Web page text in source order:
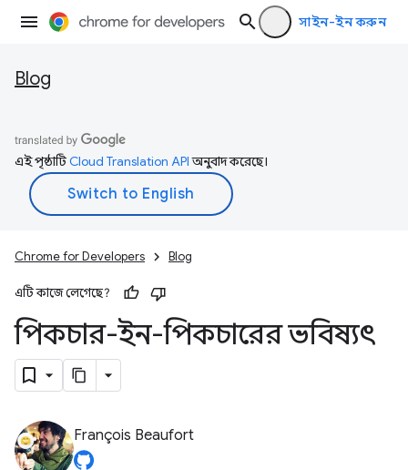
সাইন-ইন করুন
Blog
এই পৃষ্ঠাটিCloud Translation APIঅনুবাদ করেছে।
Chrome for Developers Blog
এটি কাজে লেগেছে?
পিকচার-ইন-পিকচারের ভবিষ্যৎ
François Beaufort